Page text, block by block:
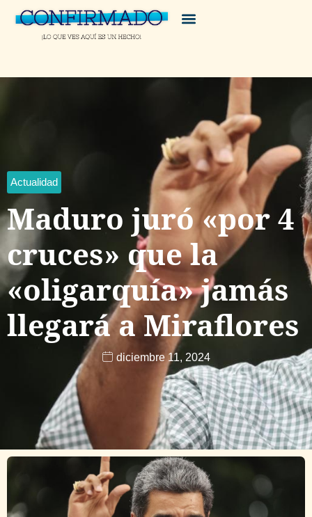
Actualidad
Maduro juró «por 4
cruces» que la
«oligarquía» jamás
llegará a Miraflores
diciembre 11, 2024